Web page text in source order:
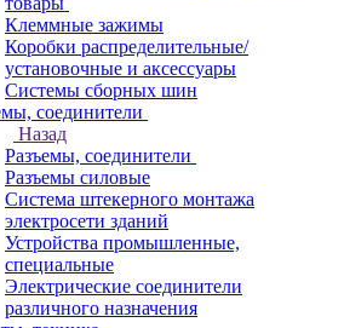
Клеммные зажимы
Коробки распределительные/
установочные и аксессуары
Системы сборных шин
соединители
Назад
Разъемы, соединители
Разъемы силовые
Система штекерного монтажа
электросети зданий
Устройства промышленные,
специальные
Электрические соединители
различного назначения